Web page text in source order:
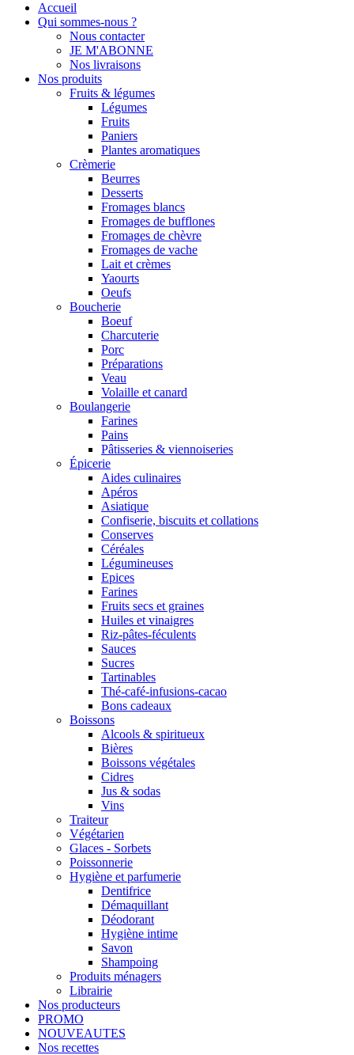
Accueil
Qui sommes-nous ?
Nous contacter
JE M'ABONNE
Nos livraisons
Nos produits
Fruits & légumes
Légumes
Fruits
Paniers
Plantes aromatiques
Crèmerie
Beurres
Desserts
Fromages blancs
Fromages de bufflones
Fromages de chèvre
Fromages de vache
Lait et crèmes
Yaourts
Oeufs
Boucherie
Boeuf
Charcuterie
Porc
Préparations
Veau
Volaille et canard
Boulangerie
Farines
Pains
Pâtisseries & viennoiseries
Épicerie
Aides culinaires
Apéros
Asiatique
Confiserie, biscuits et collations
Conserves
Céréales
Légumineuses
Epices
Farines
Fruits secs et graines
Huiles et vinaigres
Riz-pâtes-féculents
Sauces
Sucres
Tartinables
Thé-café-infusions-cacao
Bons cadeaux
Boissons
Alcools & spiritueux
Bières
Boissons végétales
Cidres
Jus & sodas
Vins
Traiteur
Végétarien
Glaces - Sorbets
Poissonnerie
Hygiène et parfumerie
Dentifrice
Démaquillant
Déodorant
Hygiène intime
Savon
Shampoing
Produits ménagers
Librairie
Nos producteurs
PROMO
NOUVEAUTES
Nos recettes